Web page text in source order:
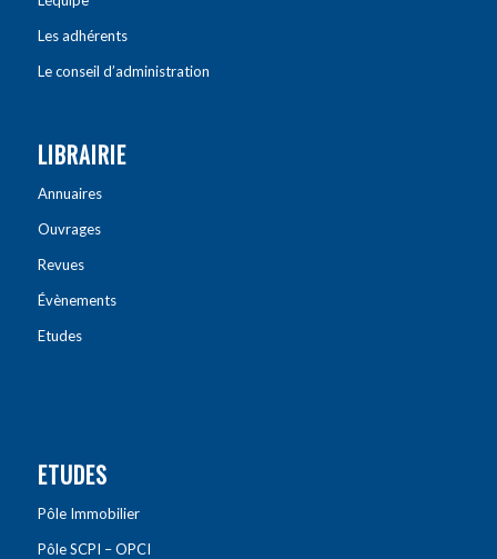
Les adhérents
Le conseil d’administration
LIBRAIRIE
Annuaires
Ouvrages
Revues
Évènements
Etudes
ETUDES
Pôle Immobilier
Pôle SCPI – OPCI